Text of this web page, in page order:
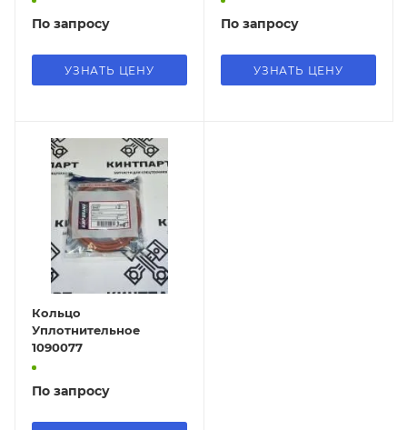
По запросу
УЗНАТЬ ЦЕНУ
По запросу
УЗНАТЬ ЦЕНУ
Кольцо
Уплотнительное
1090077
По запросу